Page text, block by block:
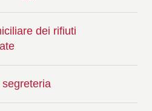
dei rifiuti